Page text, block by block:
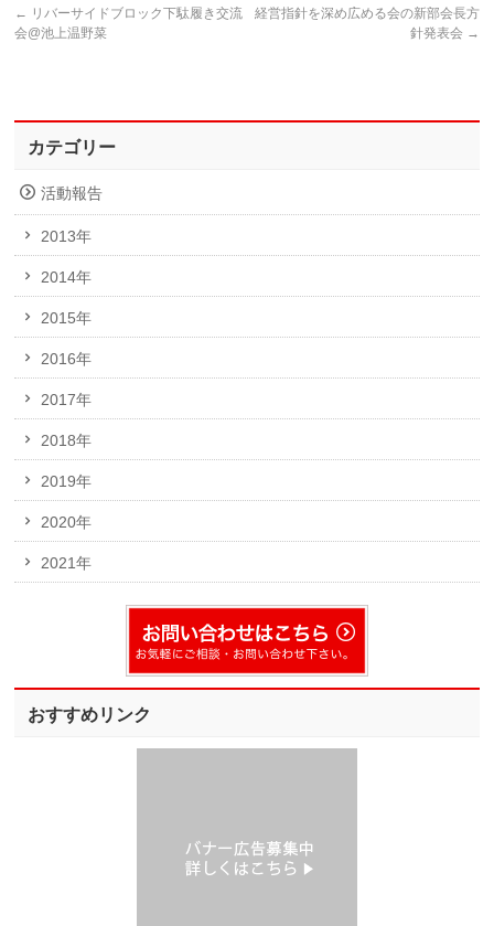
← リバーサイドブロック下駄履き交流
会@池上温野菜
経営指針を深め広める会の新部会長方
針発表会 →
カテゴリー
活動報告
2013年
2014年
2015年
2016年
2017年
2018年
2019年
2020年
2021年
おすすめリンク